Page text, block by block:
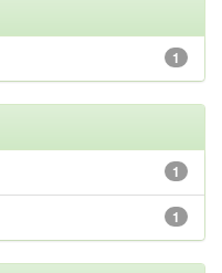
1
1
1